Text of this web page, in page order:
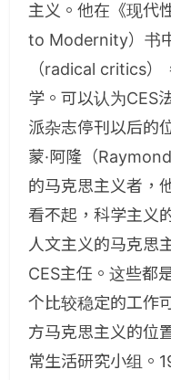
主义。他在《现代
to Modernity）书
（radical critics）
学。可以认为CES
派杂志停刊以后的
蒙·阿隆（
的马克思主义者，
看不起，科学主义
人文主义的马克思
CES主任。这些都
个比较稳定的工作
方马克思主义的位
常生活研究小组。